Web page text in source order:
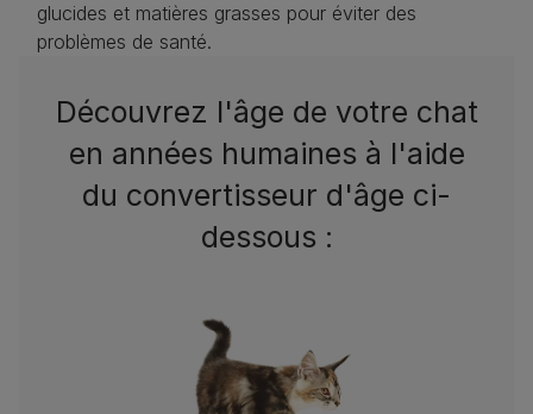
glucides et matières grasses pour éviter des
problèmes de santé.
Découvrez l'âge de votre chat
en années humaines à l'aide
du convertisseur d'âge ci-
dessous :